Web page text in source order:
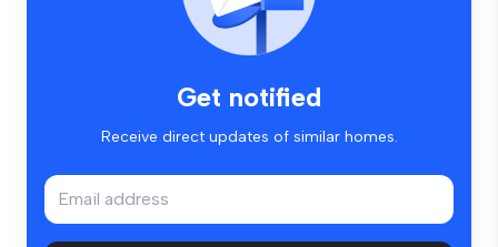
Get notified
Receive direct updates of similar homes.